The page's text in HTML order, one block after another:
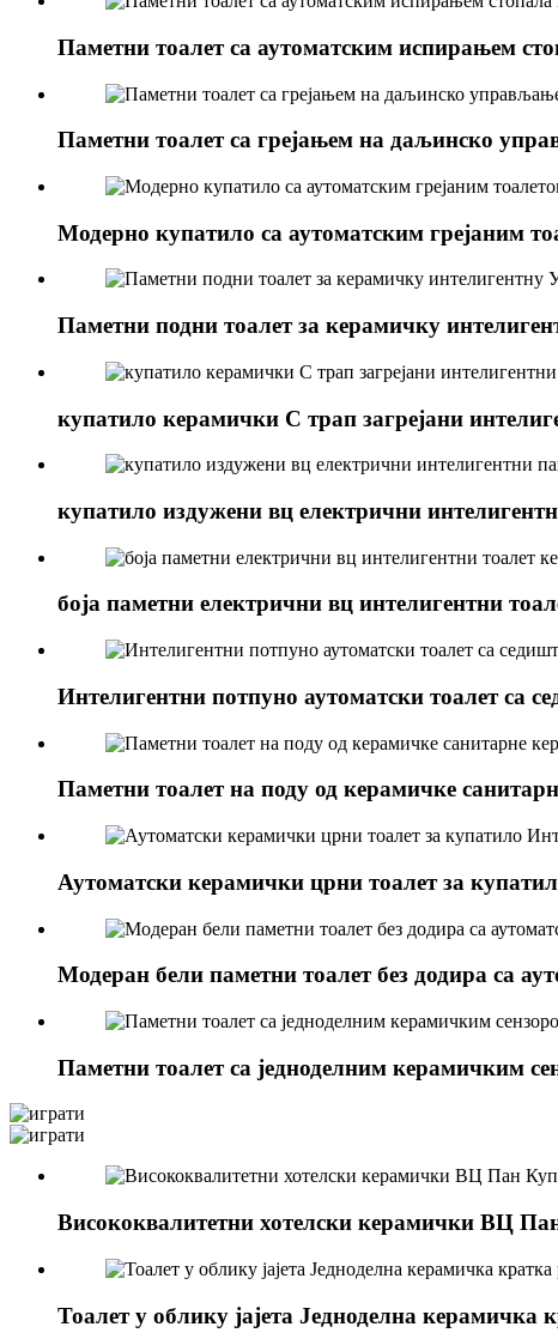
Паметни тоалет са аутоматским испирањем
Паметни тоалет са грејањем на даљинско
Модерно купатило са аутоматским грејаним
Паметни подни тоалет за керамичку
купатило керамички С трап загрејани
купатило издужени вц електрични
боја паметни електрични вц интелигентни
Интелигентни потпуно аутоматски тоалет са
Паметни тоалет на поду од керамичке
Аутоматски керамички црни тоалет за
Модеран бели паметни тоалет без додира са
Паметни тоалет са једноделним керамичким
Висококвалитетни хотелски керамички ВЦ
Тоалет у облику јајета Једноделна